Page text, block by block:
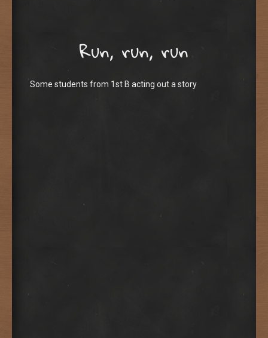
Run, run, run
Some students from 1st B acting out a story